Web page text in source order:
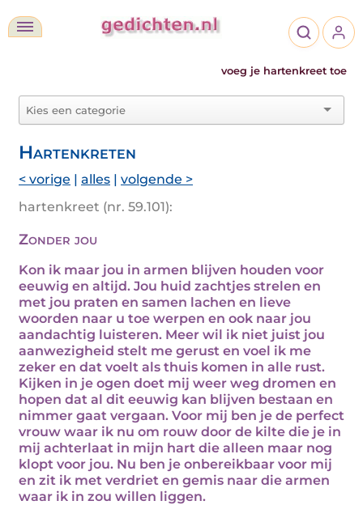
voeg je hartenkreet toe
Hartenkreten
< vorige | alles | volgende >
hartenkreet (nr. 59.101):
Zonder jou
Kon ik maar jou in armen blijven houden voor
eeuwig en altijd. Jou huid zachtjes strelen en
met jou praten en samen lachen en lieve
woorden naar u toe werpen en ook naar jou
aandachtig luisteren. Meer wil ik niet juist jou
aanwezigheid stelt me gerust en voel ik me
zeker en dat voelt als thuis komen in alle rust.
Kijken in je ogen doet mij weer weg dromen en
hopen dat al dit eeuwig kan blijven bestaan en
nimmer gaat vergaan. Voor mij ben je de perfect
vrouw waar ik nu om rouw door de kilte die je in
mij achterlaat in mijn hart die alleen maar nog
klopt voor jou. Nu ben je onbereikbaar voor mij
en zit ik met verdriet en gemis naar die armen
waar ik in zou willen liggen.